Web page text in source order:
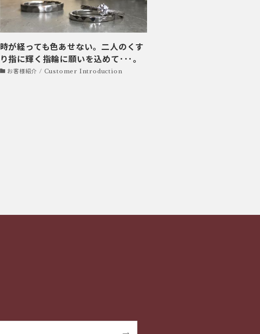
時が経っても色あせない。二人のくす
り指に輝く指輪に願いを込めて･･･。
お客様紹介 / Customer Introduction